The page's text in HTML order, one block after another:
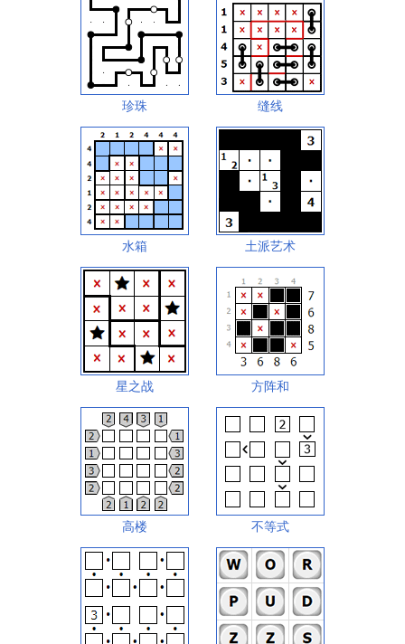
珍珠 缝线
水箱 土派艺术
星之战 方阵和
高楼 不等式